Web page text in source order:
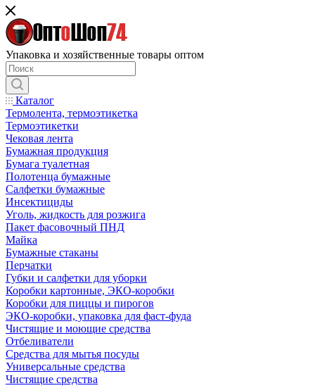
Упаковка и хозяйственные товары оптом
Каталог
Термолента, термоэтикетка
Термоэтикетки
Чековая лента
Бумажная продукция
Бумага туалетная
Полотенца бумажные
Салфетки бумажные
Инсектициды
Уголь, жидкость для розжига
Пакет фасовочный ПНД
Майка
Бумажные стаканы
Перчатки
Губки и салфетки для уборки
Коробки картонные, ЭКО-коробки
Коробки для пиццы и пирогов
ЭКО-коробки, упаковка для фаст-фуда
Чистящие и моющие средства
Отбеливатели
Средства для мытья посуды
Универсальные средства
Чистящие средства